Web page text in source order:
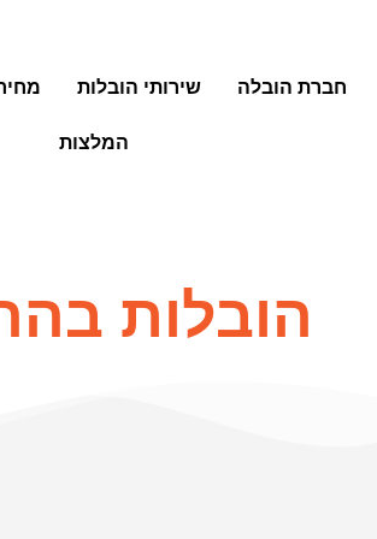
חברת הובלה שירותי הובלות
המלצות
הובלות